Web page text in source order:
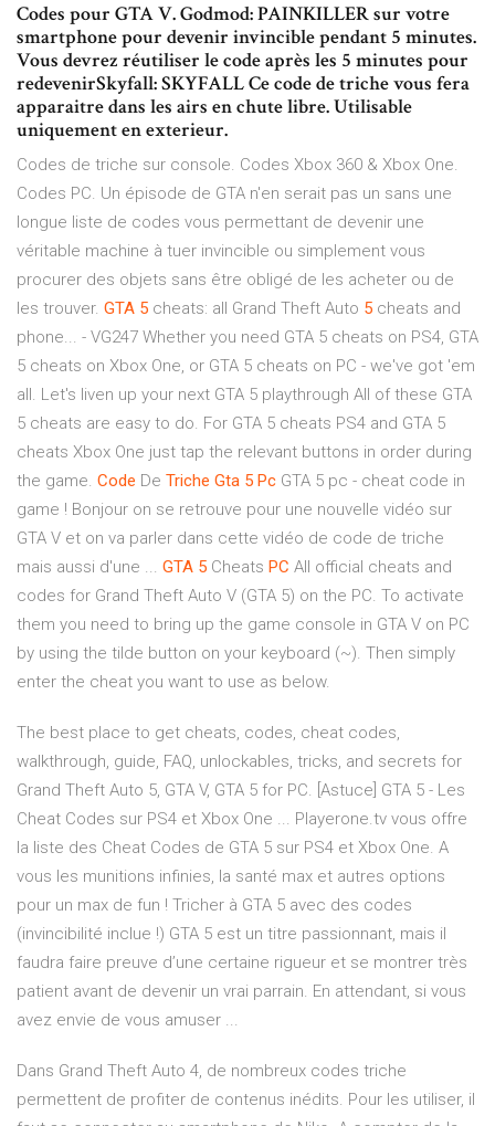
Codes pour GTA V. Godmod: PAINKILLER sur votre
smartphone pour devenir invincible pendant 5 minutes.
Vous devrez réutiliser le code après les 5 minutes pour
redevenirSkyfall: SKYFALL Ce code de triche vous fera
apparaitre dans les airs en chute libre. Utilisable
uniquement en exterieur.
Codes de triche sur console. Codes Xbox 360 & Xbox One.
Codes PC. Un épisode de GTA n'en serait pas un sans une
longue liste de codes vous permettant de devenir une
véritable machine à tuer invincible ou simplement vous
procurer des objets sans être obligé de les acheter ou de
les trouver. GTA 5 cheats: all Grand Theft Auto 5 cheats and
phone... - VG247 Whether you need GTA 5 cheats on PS4, GTA
5 cheats on Xbox One, or GTA 5 cheats on PC - we've got 'em
all. Let's liven up your next GTA 5 playthrough All of these GTA
5 cheats are easy to do. For GTA 5 cheats PS4 and GTA 5
cheats Xbox One just tap the relevant buttons in order during
the game. Code De Triche Gta 5 Pc GTA 5 pc - cheat code in
game ! Bonjour on se retrouve pour une nouvelle vidéo sur
GTA V et on va parler dans cette vidéo de code de triche
mais aussi d'une ... GTA 5 Cheats PC All official cheats and
codes for Grand Theft Auto V (GTA 5) on the PC. To activate
them you need to bring up the game console in GTA V on PC
by using the tilde button on your keyboard (~). Then simply
enter the cheat you want to use as below.
The best place to get cheats, codes, cheat codes,
walkthrough, guide, FAQ, unlockables, tricks, and secrets for
Grand Theft Auto 5, GTA V, GTA 5 for PC. [Astuce] GTA 5 - Les
Cheat Codes sur PS4 et Xbox One ... Playerone.tv vous offre
la liste des Cheat Codes de GTA 5 sur PS4 et Xbox One. A
vous les munitions infinies, la santé max et autres options
pour un max de fun ! Tricher à GTA 5 avec des codes
(invincibilité inclue !) GTA 5 est un titre passionnant, mais il
faudra faire preuve d’une certaine rigueur et se montrer très
patient avant de devenir un vrai parrain. En attendant, si vous
avez envie de vous amuser ...
Dans Grand Theft Auto 4, de nombreux codes triche
permettent de profiter de contenus inédits. Pour les utiliser, il